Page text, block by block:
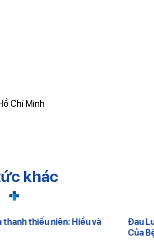
Chí Minh
khác
thanh thiếu niên: Hiểu và
Đau
Của